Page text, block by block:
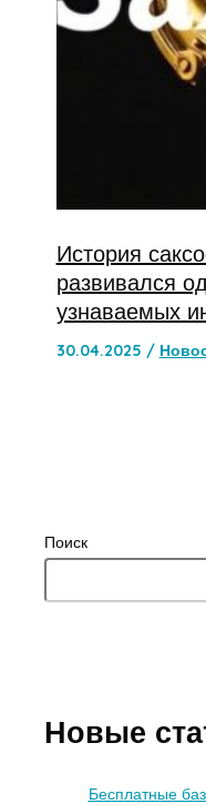
Поиск
Новые
Бесплатные
История
развивался
узнаваемых
30.04.2025 /